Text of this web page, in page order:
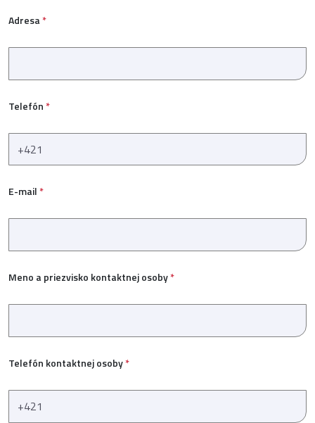
Adresa*
Telefón *
E-mail *
Meno a priezvisko kontaktnej osoby*
Telefón kontaktnej osoby*